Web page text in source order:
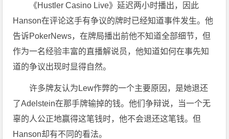
《Hustler Casino Live》延迟两小时播出，因此
Hanson在评论这手有争议的牌时已经知道事件发生。他
告诉PokerNews，在牌局播出前他不知道全部细节，但
作为一名经验丰富的直播解说员，他知道如何在事先知
道的争议出现时显得自然。
许多牌友认为Lew作弊的一个主要原因，是她退还
了Adelstein在那手牌输掉的钱。他们争辩说，当一个无
辜的人公正地赢得这笔钱时，他不会退还这笔钱。但
Hanson却有不同的看法。